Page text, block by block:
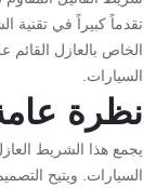
تقدماً كبيراً في تقنية
الخاص بالعازل القائم
السيارات.
نظرة
يجمع هذا الشريط
السيارات. ويتيح